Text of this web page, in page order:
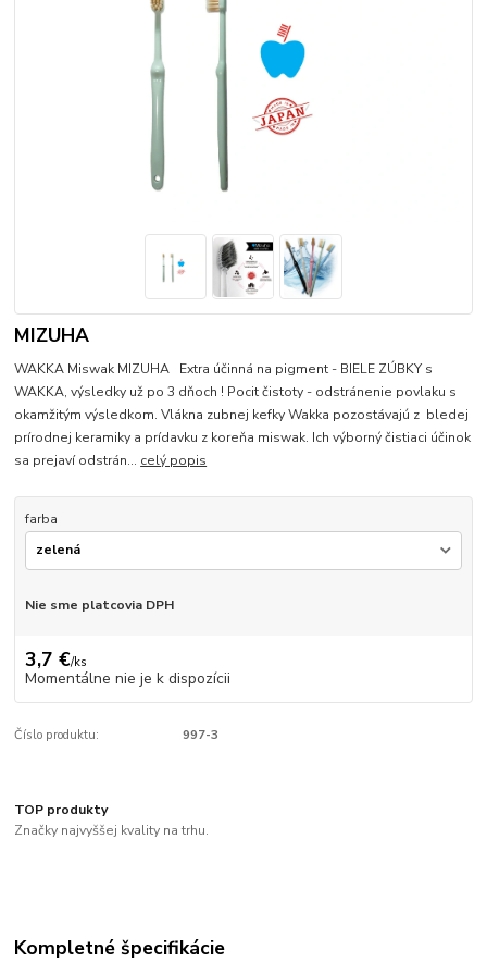
MIZUHA
WAKKA Miswak MIZUHA Extra účinná na pigment - BIELE ZÚBKY s
WAKKA, výsledky už po 3 dňoch ! Pocit čistoty - odstránenie povlaku s
okamžitým výsledkom. Vlákna zubnej kefky Wakka pozostávajú z bledej
prírodnej keramiky a prídavku z koreňa miswak. Ich výborný čistiaci účinok
sa prejaví odstrán... celý popis
farba
Nie sme platcovia DPH
3,7 €/ks
Momentálne nie je k dispozícii
Číslo produktu: 997-3
TOP produkty
Značky najvyššej kvality na trhu.
Kompletné špecifikácie